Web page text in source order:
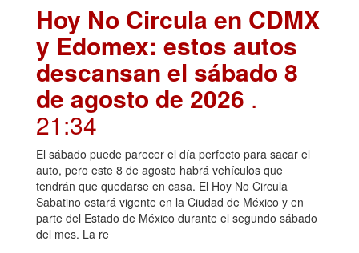
Hoy No Circula en CDMX
y Edomex: estos autos
descansan el sábado 8
de agosto de 2026 .
21:34
El sábado puede parecer el día perfecto para sacar el
auto, pero este 8 de agosto habrá vehículos que
tendrán que quedarse en casa. El Hoy No Circula
Sabatino estará vigente en la Ciudad de México y en
parte del Estado de México durante el segundo sábado
del mes. La re